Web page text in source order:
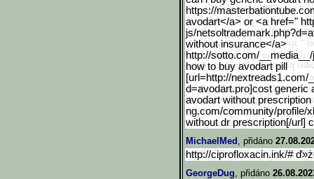
https://
avodart</a> or <a href="
js/
without insurance</a>
http://sotto.com/__media_
how to buy avodart pill
[url=http://nextreads1.com/
d=avodart.pro]cost generic
avodart without
ng.com/community/profile/
without dr prescription[/url]
MichaelMed , přidáno
http://ciprofloxacin.ink/#
GeorgeDug, přidáno